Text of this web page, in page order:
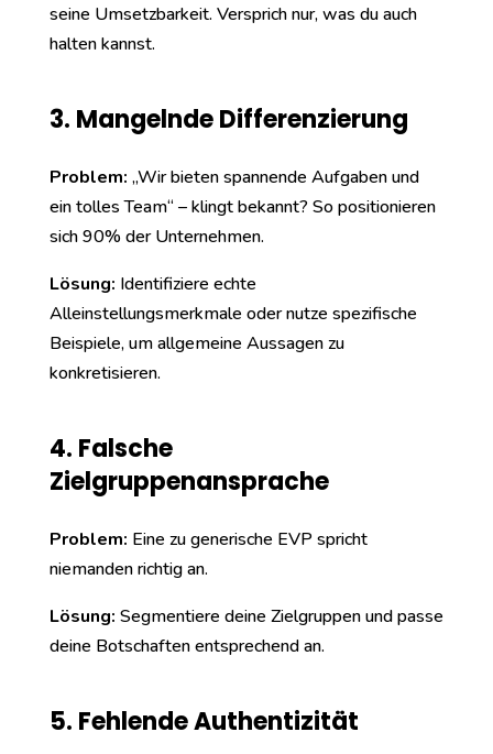
seine Umsetzbarkeit. Versprich nur, was du auch
halten kannst.
3. Mangelnde Differenzierung
Problem: „Wir bieten spannende Aufgaben und
ein tolles Team“ – klingt bekannt? So positionieren
sich 90% der Unternehmen.
Lösung: Identifiziere echte
Alleinstellungsmerkmale oder nutze spezifische
Beispiele, um allgemeine Aussagen zu
konkretisieren.
4. Falsche
Zielgruppenansprache
Problem: Eine zu generische EVP spricht
niemanden richtig an.
Lösung: Segmentiere deine Zielgruppen und passe
deine Botschaften entsprechend an.
5. Fehlende Authentizität